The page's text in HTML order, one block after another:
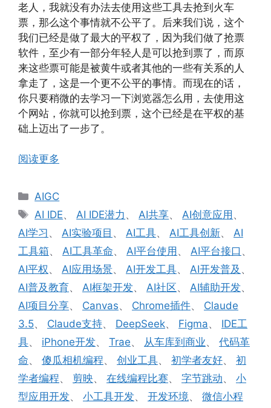
老人，我就没有办法去使用这些工具去抢到火车
票，那么这个事情就不公平了。后来我们说，这个
我们已经是做了最大的平权了，因为我们做了抢票
软件，至少有一部分年轻人是可以抢到票了，而原
来这些票可能是被黄牛或者其他的一些有关系的人
拿走了，这是一个更不公平的事情。而现在的话，
你只要稍微的去学习一下浏览器怎么用，去使用这
个网站，你就可以抢到票，这个已经是在平权的基
础上迈出了一步了。
阅读更多
分
类
AIGC
标
签
AI IDE、AI IDE潜力 、AI共享、AI创意应用 、
AI学习 、 AI实验项目 、 AI工具、 AI工具创新、 AI
工具箱、 AI工具革命、 AI平台使用 、 AI平台接口 、
AI平权 、 AI应用场景、 AI开发工具、 AI开发普及 、
AI普及教育、 AI框架开发、 AI社区、 AI辅助开发、
AI项目分享、 Canvas、 Chrome插件、 Claude
3.5、 Claude支持、 DeepSeek、 Figma、 IDE工
具、 iPhone开发、 Trae、 从车库到商业、 代码革
命、 傻瓜相机编程、 创业工具、 初学者友好、 初
学者编程、 剪映、 在线编程比赛、 字节跳动、 小
型应用开发、 小工具开发、 开发环境、 微信小程